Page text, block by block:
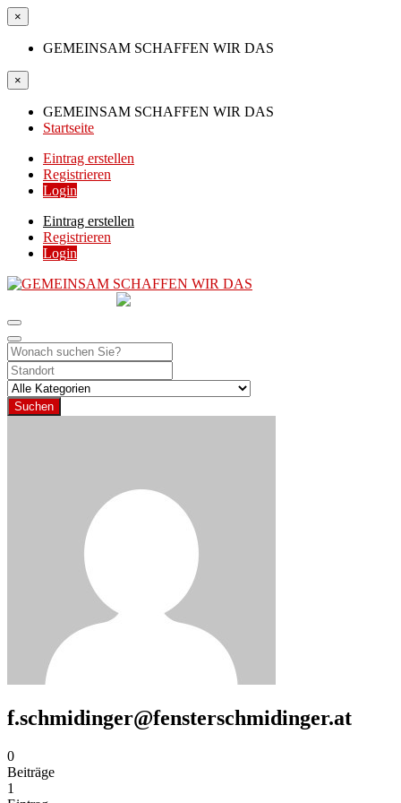
×
GEMEINSAM SCHAFFEN WIR DAS
×
GEMEINSAM SCHAFFEN WIR DAS
Startseite
Eintrag erstellen
Registrieren
Login
Eintrag erstellen
Registrieren
Login
Suchen
f.schmidinger@fensterschmidinger.at
0
Beiträge
1